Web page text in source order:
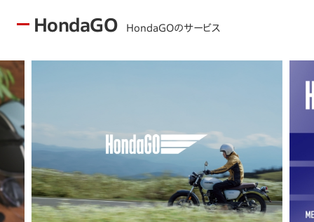
HondaGO HondaGOのサービス